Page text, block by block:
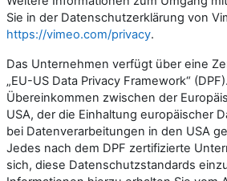
Sie in der Datenschutzerklärung von
https://vimeo.com/privacy.
Das Unternehmen verfügt über eine
„EU-US Data Privacy Framework“
Übereinkommen zwischen der
USA, der die Einhaltung europäischer
bei Datenverarbeitungen in den USA
Jedes nach dem DPF zertifizierte
sich, diese Datenschutzstandards